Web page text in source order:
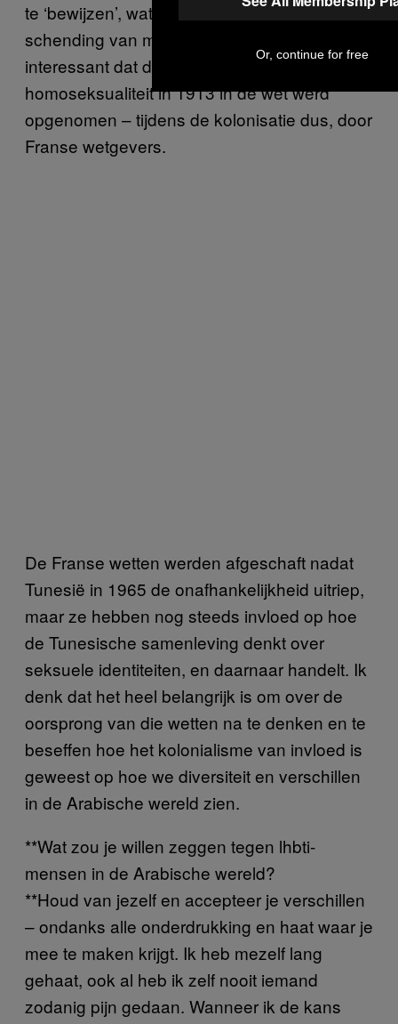
te ‘bewijzen’, wat natuurlijk een duidelijk
schending van mensenrechten is. Het is ook
interessant dat de criminalisering van
homoseksualiteit in 1913 in de wet werd
opgenomen – tijdens de kolonisatie dus, door
Franse wetgevers.
De Franse wetten werden afgeschaft nadat
Tunesië in 1965 de onafhankelijkheid uitriep,
maar ze hebben nog steeds invloed op hoe
de Tunesische samenleving denkt over
seksuele identiteiten, en daarnaar handelt. Ik
denk dat het heel belangrijk is om over de
oorsprong van die wetten na te denken en te
beseffen hoe het kolonialisme van invloed is
geweest op hoe we diversiteit en verschillen
in de Arabische wereld zien.
**Wat zou je willen zeggen tegen lhbti-
mensen in de Arabische wereld?
**Houd van jezelf en accepteer je verschillen
– ondanks alle onderdrukking en haat waar je
mee te maken krijgt. Ik heb mezelf lang
gehaat, ook al heb ik zelf nooit iemand
zodanig pijn gedaan. Wanneer ik de kans
Or, continue for free